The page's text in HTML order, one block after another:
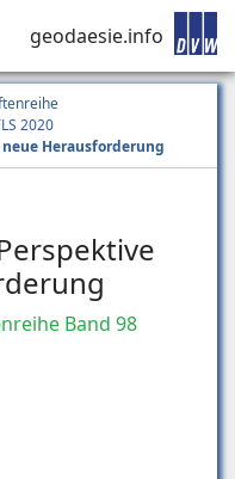
geodaesie.info
2020
Herausforderung
Band 98